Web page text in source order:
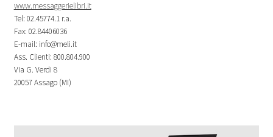
www.messaggerielibri.it
Tel: 02.45774.1 r.a.
Fax: 02.84406036
E-mail: info@meli.it
Ass. Clienti: 800.804.900
Via G. Verdi 8
20057 Assago (MI)